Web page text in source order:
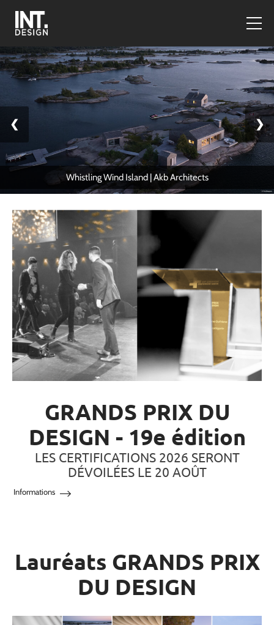
Whistling Wind Island | Akb Architects
❮ ❯
GRANDS PRIX DU
DESIGN - 19e édition
LES CERTIFICATIONS 2026 SERONT
DÉVOILÉES LE 20 AOÛT
Informations
Lauréats GRANDS PRIX
DU DESIGN